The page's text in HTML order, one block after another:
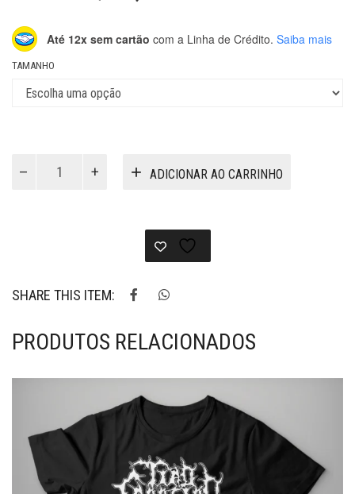
Até 12x sem cartão com a Linha de Crédito. Saiba mais
TAMANHO
ADICIONAR AO CARRINHO
SHARE THIS ITEM:
PRODUTOS RELACIONADOS